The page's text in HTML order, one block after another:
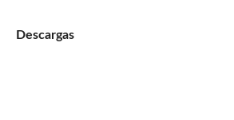
Descargas